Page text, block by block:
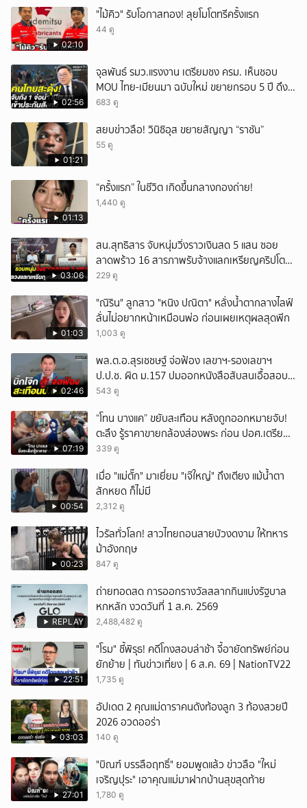
02:10
"ไม้คิว" รับโอกาสทอง! ลุยโมโตทรีครั้งแรก
44 ดู
02:56
จุลพันธ์ รมว.แรงงาน เตรียมชง ครม. เห็นชอบ
MOU ไทย-เมียนมา ฉบับใหม่ ขยายกรอบ 5 ปี ดึง
แรงงานเข้าระบบ
683 ดู
01:21
สยบข่าวลือ! วินิซิอุส ขยายสัญญา “ราชัน”
55 ดู
01:13
“ครั้งแรก” ในชีวิต เกิดขึ้นกลางกองถ่าย!
1,440 ดู
03:06
สน.สุทธิสาร จับหนุ่มวิ่งราวเงินสด 5 แสน ซอย
ลาดพร้าว 16 สารภาพรับจ้างแลกเหรียญคริปโต
ผ่านแอปฯ
229 ดู
01:03
"ณิริน" ลูกสาว "หนิง ปณิตา" หลั่งน้ำตากลางไลฟ์
ลั่นไม่อยากหน้าเหมือนพ่อ ก่อนเผยเหตุผลสุดพีก
1,003 ดู
02:46
พล.ต.อ.สุรเชชษฐ์ จ่อฟ้อง เลขาฯ-รองเลขาฯ
ป.ป.ช. ผิด ม.157 ปมออกหนังสือสับสนเอื้อสอบ
คดีซ้ำซ้อน
543 ดู
07:19
“โทน บางแค” ขยับสะเทือน หลังถูกออกหมายจับ!
ตะลึง รู้ราคาขายกล้องส่องพระ ก่อน ปอศ.เตรียม
บุกรวบ?
339 ดู
00:54
เมื่อ "แม่ตั๊ก" มาเยี่ยม "เจ๊ใหญ่" ถึงเตียง แม้น้ำตา
สักหยด ก็ไม่มี
2,312 ดู
00:23
ไวรัลทั่วโลก! สาวไทยถอนสายบัวงดงาม ให้ทหาร
ม้าอังกฤษ
847 ดู
REPLAY
ถ่ายทอดสด การออกรางวัลสลากกินแบ่งรัฐบาล
หกหลัก งวดวันที่ 1 ส.ค. 2569
2,488,482 ดู
22:51
"โรม" ชี้พิรุธ! คดีโกงสอบล่าช้า จี้อายัดทรัพย์ก่อน
ยักย้าย | ทันข่าวเที่ยง | 6 ส.ค. 69 | NationTV22
1,735 ดู
03:03
อัปเดต 2 คุณแม่ดาราคนดังท้องลูก 3 ท้องสวยปี
2026 อวดออร่า
140 ดู
27:01
"บิณฑ์ บรรลือฤทธิ์" ยอมพูดแล้ว ข่าวลือ "ใหม่
เจริญปุระ" เอาคุณแม่มาฝากบ้านสุขสุดท้าย
1,780 ดู